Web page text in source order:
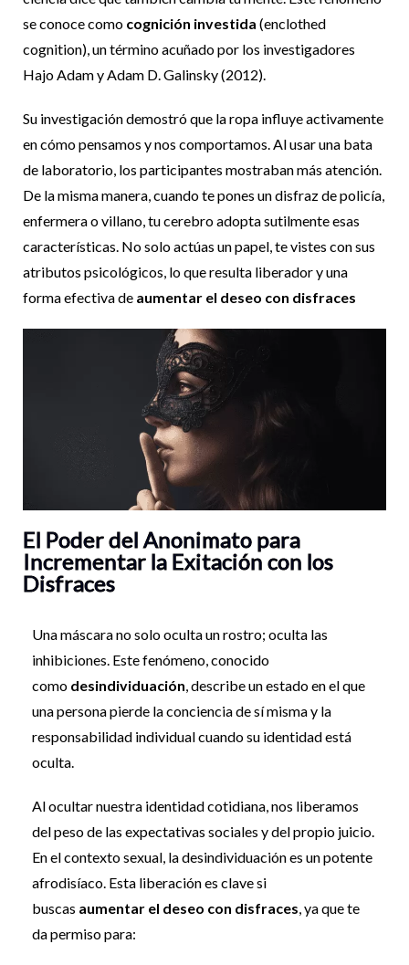
se conoce como cognición investida (enclothed
cognition), un término acuñado por los investigadores
Hajo Adam y Adam D. Galinsky (2012).
Su investigación demostró que la ropa influye activamente
en cómo pensamos y nos comportamos. Al usar una bata
de laboratorio, los participantes mostraban más atención.
De la misma manera, cuando te pones un disfraz de policía,
enfermera o villano, tu cerebro adopta sutilmente esas
características. No solo actúas un papel, te vistes con sus
atributos psicológicos, lo que resulta liberador y una
forma efectiva de aumentar el deseo con disfraces
El Poder del Anonimato para
Incrementar la Exitación con los
Disfraces
Una máscara no solo oculta un rostro; oculta las
inhibiciones. Este fenómeno, conocido
como desindividuación, describe un estado en el que
una persona pierde la conciencia de sí misma y la
responsabilidad individual cuando su identidad está
oculta.
Al ocultar nuestra identidad cotidiana, nos liberamos
del peso de las expectativas sociales y del propio juicio.
En el contexto sexual, la desindividuación es un potente
afrodisíaco. Esta liberación es clave si
buscas aumentar el deseo con disfraces, ya que te
da permiso para: